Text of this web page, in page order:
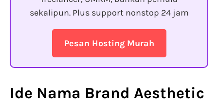
sekalipun. Plus support nonstop 24 jam
Pesan Hosting Murah
Ide Nama Brand Aesthetic